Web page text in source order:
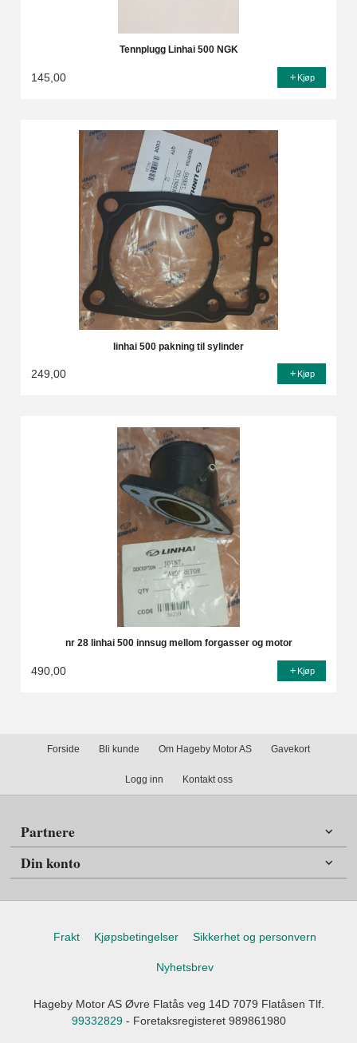
Tennplugg Linhai 500 NGK
145,00 Kjøp
linhai 500 pakning til sylinder
249,00 Kjøp
nr 28 linhai 500 innsug mellom forgasser og motor
490,00 Kjøp
Forside Bli kunde Om Hageby Motor AS Gavekort
Logg inn Kontakt oss
Partnere
Din konto
Frakt Kjøpsbetingelser Sikkerhet og personvern
Nyhetsbrev
Hageby Motor AS Øvre Flatås veg 14D 7079 Flatåsen Tlf.
99332829- Foretaksregisteret 989861980